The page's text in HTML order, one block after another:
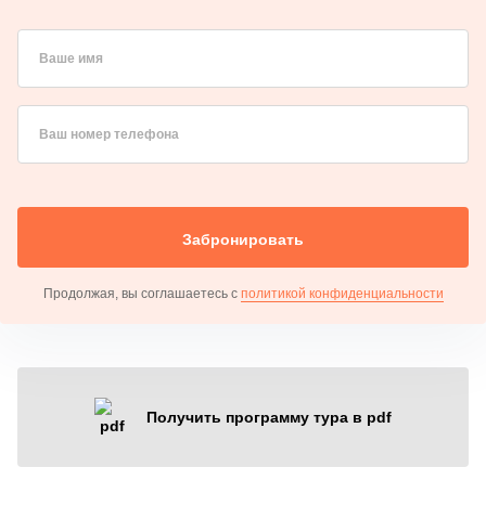
Ваше имя
Ваш номер телефона
Забронировать
Продолжая, вы соглашаетесь с политикой конфиденциальности
Получить программу тура в pdf